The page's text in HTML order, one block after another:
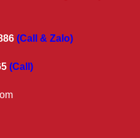
(Call & Zalo)
(Call)